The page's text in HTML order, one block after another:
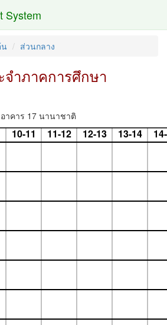
System
น ส่วนกลาง
จำภาคการศึกษา
าคาร 17 นานาชาติ
10-11 11-12 12-13 13-14